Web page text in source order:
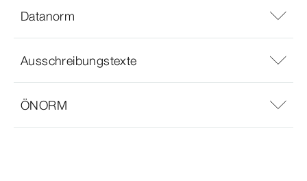
Datanorm
Ausschreibungstexte
ÖNORM